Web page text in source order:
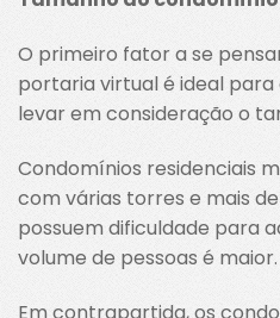
O primeiro fator a se
portaria virtual é ideal para
levar em consideração o
Condomínios residenciais
com várias torres e mais
possuem dificuldade para
volume de pessoas é maior.
Em contrapartida, os